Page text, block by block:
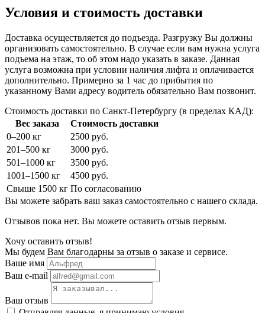
Условия и стоимость доставки
Доставка осуществляется до подъезда. Разгрузку Вы должны
организовать самостоятельно. В случае если вам нужна услуга
подъема на этаж, то об этом надо указать в заказе. Данная
услуга возможна при условии наличия лифта и оплачивается
дополнительно. Примерно за 1 час до прибытия по
указанному Вами адресу водитель обязательно Вам позвонит.
Стоимость доставки по Санкт-Петербургу (в пределах КАД):
Вес заказа
Стоимость доставки
0–200 кг
2500 руб.
201–500 кг
3000 руб.
501–1000 кг
3500 руб.
1001–1500 кг
4500 руб.
Свыше 1500 кг По согласованию
Вы можете забрать ваш заказ самостоятельно с нашего склада.
Отзывов пока нет. Вы можете оставить отзыв первым.
Хочу оставить отзыв!
Мы будем Вам благодарны за отзыв о заказе и сервисе.
Ваше имя
Ваш e-mail
Ваш отзыв